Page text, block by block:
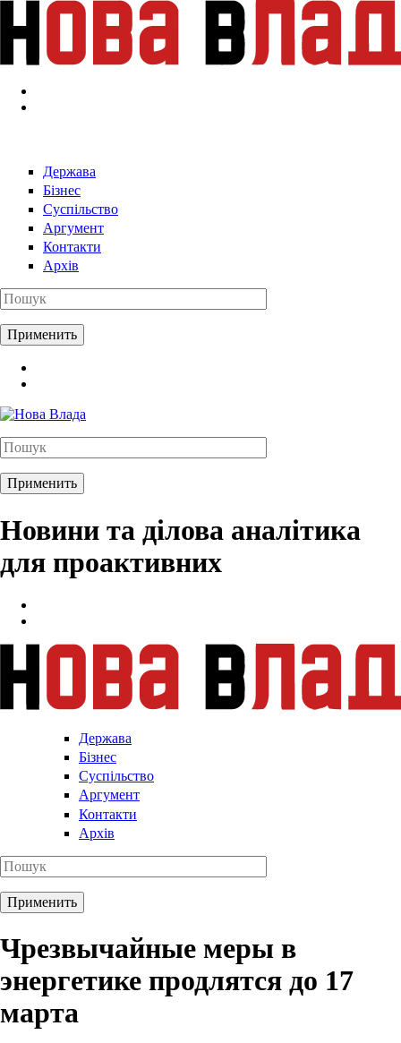
Перейти к основному содержанию
Держава
Бізнес
Суспільство
Аргумент
Контакти
Архів
Новини та ділова аналітика
для проактивних
Держава
Бізнес
Суспільство
Аргумент
Контакти
Архів
Чрезвычайные меры в
энергетике продлятся до 17
марта